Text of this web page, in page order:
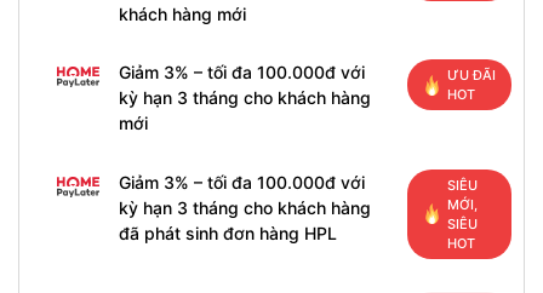
khách hàng mới
Giảm 3% – tối đa 100.000đ với
kỳ hạn 3 tháng cho khách hàng
mới
ƯU ĐÃI
HOT
Giảm 3% – tối đa 100.000đ với
kỳ hạn 3 tháng cho khách hàng
đã phát sinh đơn hàng HPL
SIÊU
MỚI,
SIÊU
HOT